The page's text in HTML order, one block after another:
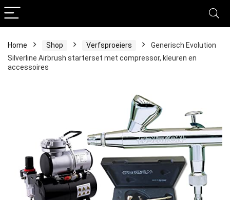
Home Shop Verfsproeiers
Generisch Evolution
Silverline Airbrush starterset met compressor, kleuren en
accessoires